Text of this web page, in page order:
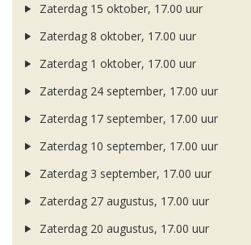
Zaterdag 15 oktober, 17.00 uur
Zaterdag 8 oktober, 17.00 uur
Zaterdag 1 oktober, 17.00 uur
Zaterdag 24 september, 17.00 uur
Zaterdag 17 september, 17.00 uur
Zaterdag 10 september, 17.00 uur
Zaterdag 3 september, 17.00 uur
Zaterdag 27 augustus, 17.00 uur
Zaterdag 20 augustus, 17.00 uur